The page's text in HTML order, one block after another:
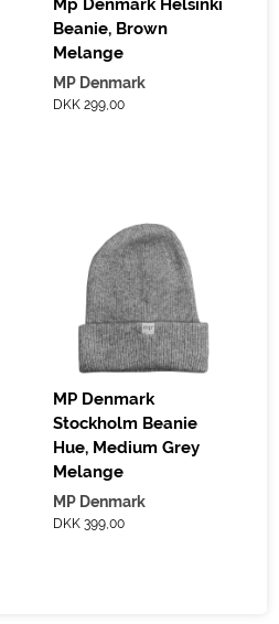
Mp Denmark Helsinki
Beanie, Brown
Melange
MP Denmark
DKK 299,00
MP Denmark
Stockholm Beanie
Hue, Medium Grey
Melange
MP Denmark
DKK 399,00